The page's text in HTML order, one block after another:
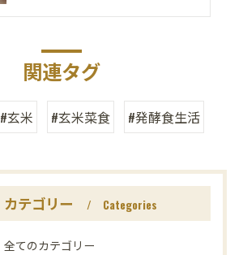
関連タグ
#玄米 #玄米菜食 #発酵食生活
カテゴリー Categories
全てのカテゴリー